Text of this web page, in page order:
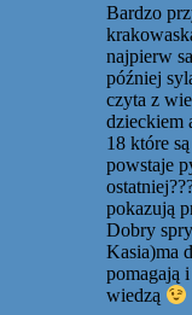
Bardzo
najpierw
później
czyta z
dzieckiem
18 które
powstaje
pokazują
Dobry
Kasia)ma
pomagają
wiedzą